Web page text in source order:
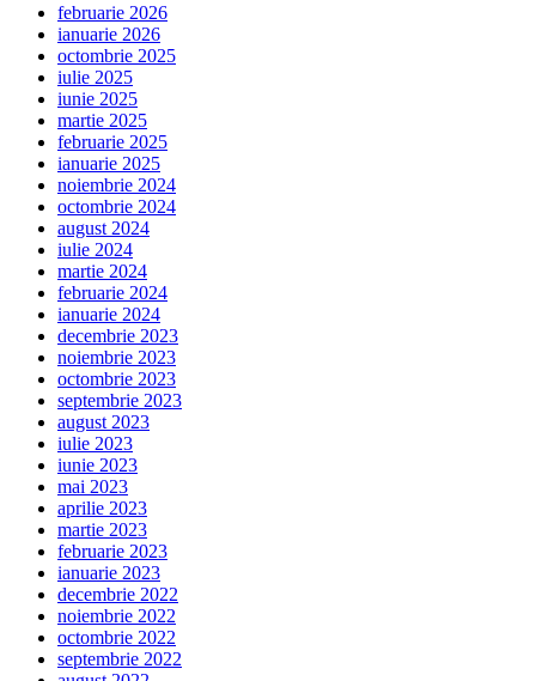
februarie 2026
ianuarie 2026
octombrie 2025
iulie 2025
iunie 2025
martie 2025
februarie 2025
ianuarie 2025
noiembrie 2024
octombrie 2024
august 2024
iulie 2024
martie 2024
februarie 2024
ianuarie 2024
decembrie 2023
noiembrie 2023
octombrie 2023
septembrie 2023
august 2023
iulie 2023
iunie 2023
mai 2023
aprilie 2023
martie 2023
februarie 2023
ianuarie 2023
decembrie 2022
noiembrie 2022
octombrie 2022
septembrie 2022